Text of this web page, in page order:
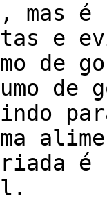
mas
e
de
é